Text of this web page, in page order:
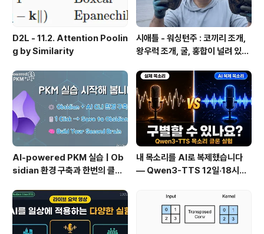
D2L - 11.2. Attention Poolin
g by Similarity
시애틀 - 워싱턴주 : 코끼리 조개,
왕우럭 조개, 굴, 홍합이 널려 있는
AI-powered PKM 실습 | Ob
sidian 환경 구축과 한번의 클릭
(Web Clipper)
내 목소리를 AI로 복제했습니다
— Qwen3-TTS 12일·18시간